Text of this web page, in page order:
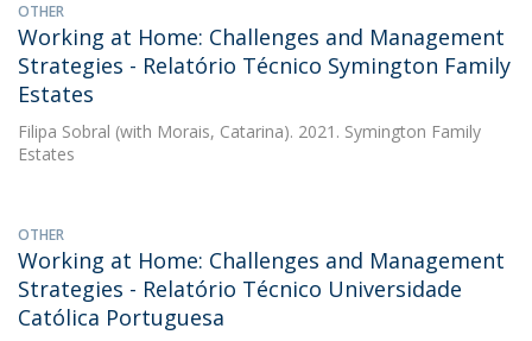
OTHER
Working at Home: Challenges and Management
Strategies - Relatório Técnico Symington Family
Estates
Filipa Sobral (with Morais, Catarina). 2021. Symington Family
Estates
OTHER
Working at Home: Challenges and Management
Strategies - Relatório Técnico Universidade
Católica Portuguesa